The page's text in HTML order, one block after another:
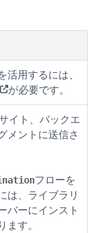
活用するには、
(opens in new tab)
が必要です。
イト、バックエ
メントに送信さ
フローを
は、ライブラリ
バーにインスト
す。